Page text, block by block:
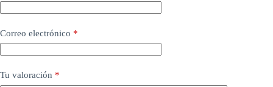
Correo electrónico *
Tu valoración *